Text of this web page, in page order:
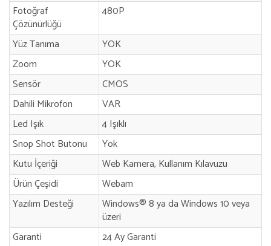
Fotoğraf
Çözünürlüğü
480P
Yüz Tanıma
YOK
Zoom
YOK
Sensör
CMOS
Dahili Mikrofon
VAR
Led Işık
4 Işıklı
Snop Shot Butonu
Yok
Kutu İçeriği
Web Kamera, Kullanım Kılavuzu
Ürün Çeşidi
Webam
Yazılım Desteği
Windows® 8 ya da Windows 10 veya
üzeri
Garanti
24 Ay Garanti